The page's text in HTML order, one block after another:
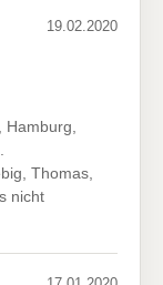
19.02.2020
Thomas,
nicht